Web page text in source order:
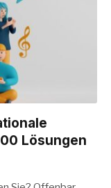
Lösungen